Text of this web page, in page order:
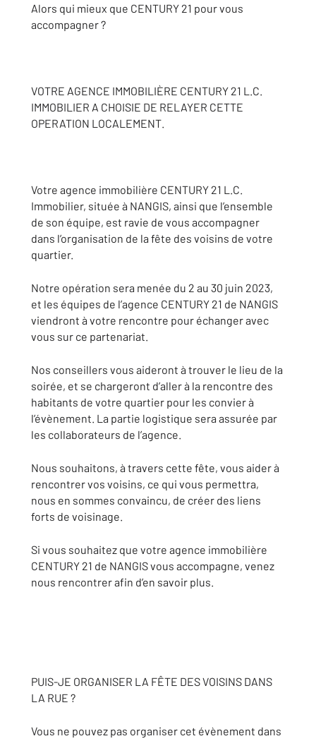
Alors qui mieux que CENTURY 21 pour vous
accompagner ?
VOTRE AGENCE IMMOBILIÈRE CENTURY 21 L.C.
IMMOBILIER A CHOISIE DE RELAYER CETTE
OPERATION LOCALEMENT.
Votre agence immobilière CENTURY 21 L.C.
Immobilier, située à NANGIS, ainsi que l’ensemble
de son équipe, est ravie de vous accompagner
dans l’organisation de la fête des voisins de votre
quartier.
Notre opération sera menée du 2 au 30 juin 2023,
et les équipes de l’agence CENTURY 21 de NANGIS
viendront à votre rencontre pour échanger avec
vous sur ce partenariat.
Nos conseillers vous aideront à trouver le lieu de la
soirée, et se chargeront d’aller à la rencontre des
habitants de votre quartier pour les convier à
l’évènement. La partie logistique sera assurée par
les collaborateurs de l’agence.
Nous souhaitons, à travers cette fête, vous aider à
rencontrer vos voisins, ce qui vous permettra,
nous en sommes convaincu, de créer des liens
forts de voisinage.
Si vous souhaitez que votre agence immobilière
CENTURY 21 de NANGIS vous accompagne, venez
nous rencontrer afin d’en savoir plus.
PUIS-JE ORGANISER LA FÊTE DES VOISINS DANS
LA RUE ?
Vous ne pouvez pas organiser cet évènement dans